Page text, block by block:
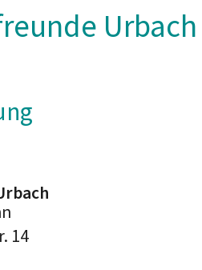
Urbach
14